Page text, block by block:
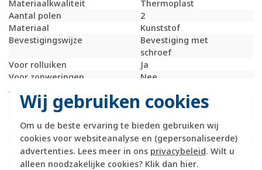
Wij gebruiken cookies
Om u de beste ervaring te bieden gebruiken wij
cookies voor websiteanalyse en (gepersonaliseerde)
advertenties. Lees meer in ons privacybeleid. Wilt u
alleen noodzakelijke cookies? Klik dan hier.
Materiaalkwaliteit
Thermoplast
Aantal polen
2
Materiaal
Kunststof
Bevestigingswijze
Bevestiging met
schroef
Voor rolluiken
Ja
Voor zonweringen
Nee
Aantal toetsen
RAL-nummer
(vergelijkbaar)
7011
Mechanisch bedienbaar
Ja
Transparant
Nee
Uitvoering oppervlakte
Mat
Elektronisch bedienbaar
Nee